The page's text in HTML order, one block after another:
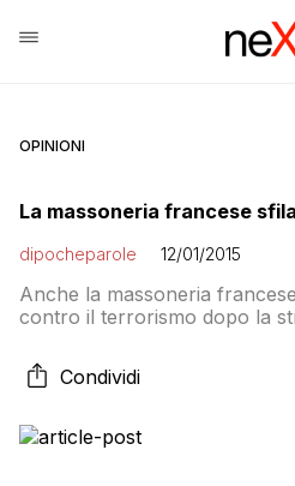
OPINIONI
La massoneria francese
dipocheparole 12/01/2015
Anche la massoneria
contro il terrorismo dopo la
Condividi